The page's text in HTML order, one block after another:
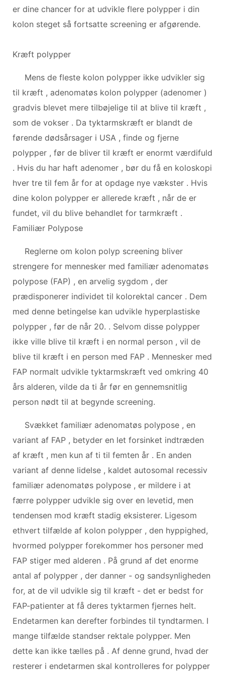
er dine chancer for at udvikle flere polypper i din
kolon steget så fortsatte screening er afgørende.
Kræft polypper
Mens de fleste kolon polypper ikke udvikler sig
til kræft , adenomatøs kolon polypper (adenomer )
gradvis blevet mere tilbøjelige til at blive til kræft ,
som de vokser . Da tyktarmskræft er blandt de
førende dødsårsager i USA , finde og fjerne
polypper , før de bliver til kræft er enormt værdifuld
. Hvis du har haft adenomer , bør du få en koloskopi
hver tre til fem år for at opdage nye vækster . Hvis
dine kolon polypper er allerede kræft , når de er
fundet, vil du blive behandlet for tarmkræft .
Familiær Polypose
Reglerne om kolon polyp screening bliver
strengere for mennesker med familiær adenomatøs
polypose (FAP) , en arvelig sygdom , der
prædisponerer individet til kolorektal cancer . Dem
med denne betingelse kan udvikle hyperplastiske
polypper , før de når 20. . Selvom disse polypper
ikke ville blive til kræft i en normal person , vil de
blive til kræft i en person med FAP . Mennesker med
FAP normalt udvikle tyktarmskræft ved omkring 40
års alderen, vilde da ti år før en gennemsnitlig
person nødt til at begynde screening.
Svækket familiær adenomatøs polypose , en
variant af FAP , betyder en let forsinket indtræden
af ​​kræft , men kun af ti til femten år . En anden
variant af denne lidelse , kaldet autosomal recessiv
familiær adenomatøs polypose , er mildere i at
færre polypper udvikle sig over en levetid, men
tendensen mod kræft stadig eksisterer. Ligesom
ethvert tilfælde af kolon polypper , den hyppighed,
hvormed polypper forekommer hos personer med
FAP stiger med alderen . På grund af det enorme
antal af polypper , der danner - og sandsynligheden
for, at de vil udvikle sig til kræft - det er bedst for
FAP-patienter at få deres tyktarmen fjernes helt.
Endetarmen kan derefter forbindes til tyndtarmen. I
mange tilfælde standser rektale polypper. Men
dette kan ikke tælles på . Af denne grund, hvad der
resterer i endetarmen skal kontrolleres for polypper